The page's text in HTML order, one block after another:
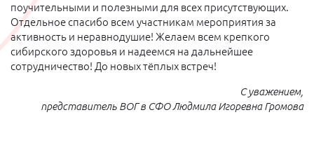
поучительными и полезными для всех присутствующих.
Отдельное спасибо всем участникам мероприятия за
активность и неравнодушие! Желаем всем крепкого
сибирского здоровья и надеемся на дальнейшее
сотрудничество! До новых тёплых встреч!
С уважением,
представитель ВОГ в СФО Людмила Игоревна Громова